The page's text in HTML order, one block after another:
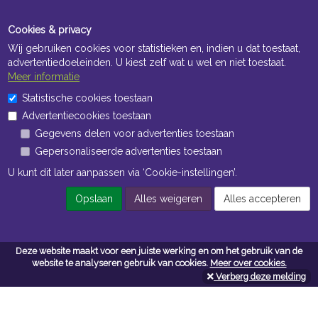
Deze website maakt voor een juiste werking en om het gebruik van de
website te analyseren gebruik van cookies. Meer over cookies.
Verberg deze melding
Openingstijden Kantoor
Openingstijden Magazijn
Navigatie
Algemene voorwaarden
Privacy
Cookies & privacy
Wij gebruiken cookies voor statistieken en, indien u dat toestaat,
advertentiedoeleinden. U kiest zelf wat u wel en niet toestaat.
Meer informatie
Statistische cookies toestaan
Advertentiecookies toestaan
Gegevens delen voor advertenties toestaan
Gepersonaliseerde advertenties toestaan
U kunt dit later aanpassen via ‘Cookie-instellingen’.
Opslaan Alles weigeren Alles accepteren